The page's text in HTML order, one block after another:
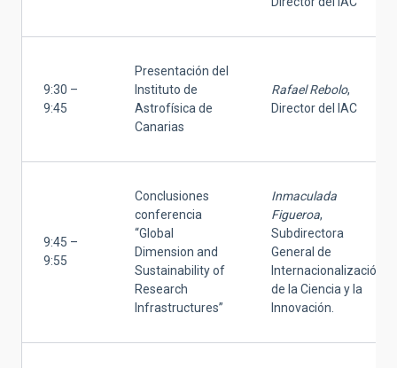
9:30 –
9:45
Presentación del
Instituto de
Astrofísica de
Canarias
Rafael Rebolo,
Director del IAC
9:45 –
9:55
Conclusiones
conferencia
“Global
Dimension and
Sustainability of
Research
Infrastructures”
Inmaculada
Figueroa,
Subdirectora
General de
Internacionalización
de la Ciencia y la
Innovación.